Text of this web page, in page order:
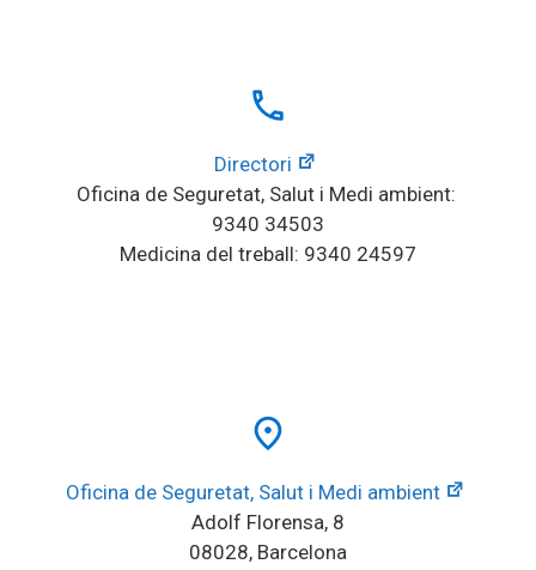
local_phone
Directori
Oficina de Seguretat, Salut i Medi ambient:
9340 34503
Medicina del treball: 9340 24597
place
Oficina de Seguretat, Salut i Medi ambient
Adolf Florensa, 8
08028, Barcelona